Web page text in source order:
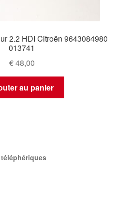
2.2 HDI Citroën 9643084980
013741
€48,00
au panier